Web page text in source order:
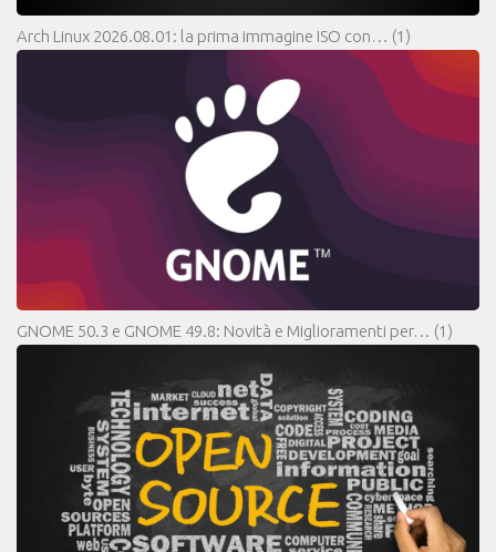
Arch Linux 2026.08.01: la prima immagine ISO con… (1)
GNOME 50.3 e GNOME 49.8: Novità e Miglioramenti per… (1)